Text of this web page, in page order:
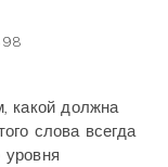
какой должна
слова всегда
уровня